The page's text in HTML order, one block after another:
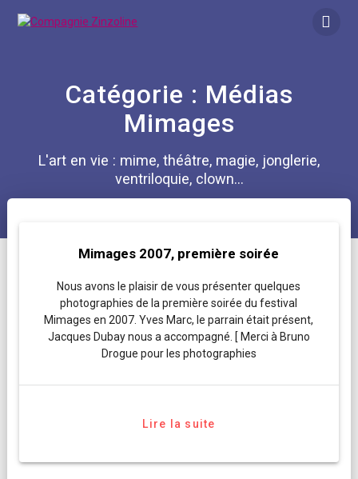
Catégorie : Médias
Mimages
L'art en vie : mime, théâtre, magie, jonglerie,
ventriloquie, clown...
Mimages 2007, première soirée
Nous avons le plaisir de vous présenter quelques
photographies de la première soirée du festival
Mimages en 2007. Yves Marc, le parrain était présent,
Jacques Dubay nous a accompagné. [ Merci à Bruno
Drogue pour les photographies
Lire la suite